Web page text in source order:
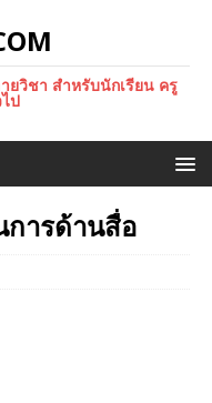
ยวิชา สำหรับนักเรียน ครู
ป
ารด้านสื่อ